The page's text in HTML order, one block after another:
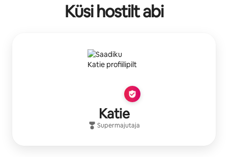
Küsi hostilt abi
Katie
Supermajutaja